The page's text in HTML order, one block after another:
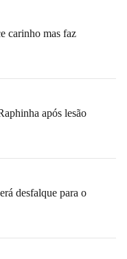
carinho mas faz
após lesão
desfalque para o